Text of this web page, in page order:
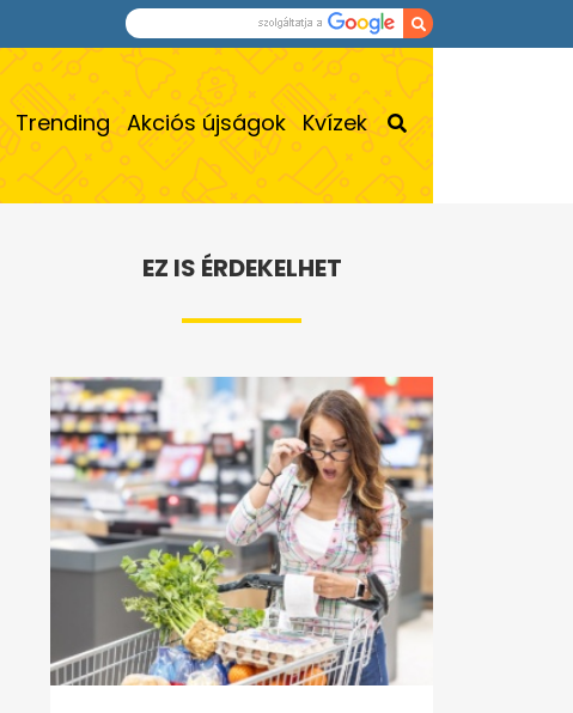
Trending Akciós újságok Kvízek
EZ IS ÉRDEKELHET